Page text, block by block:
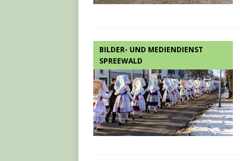
BILDER- UND MEDIENDIENST
SPREEWALD